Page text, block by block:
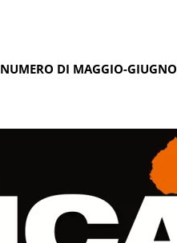
NUMERO DI MAGGIO-GIUGNO